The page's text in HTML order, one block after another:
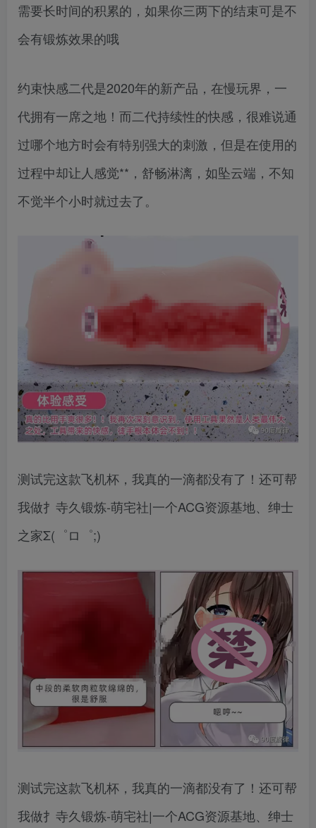
需要长时间的积累的，如果你三两下的结束可是不
会有锻炼效果的哦
约束快感二代是2020年的新产品，在慢玩界，一
代拥有一席之地！而二代持续性的快感，很难说通
过哪个地方时会有特别强大的刺激，但是在使用的
过程中却让人感觉**，舒畅淋漓，如坠云端，不知
不觉半个小时就过去了。
测试完这款飞机杯，我真的一滴都没有了！还可帮
我做扌寺久锻炼-萌宅社|一个ACG资源基地、绅士
之家Σ(゜ロ゜;)
测试完这款飞机杯，我真的一滴都没有了！还可帮
我做扌寺久锻炼-萌宅社|一个ACG资源基地、绅士